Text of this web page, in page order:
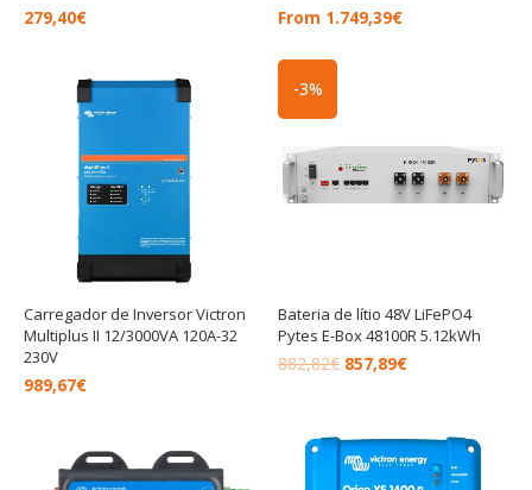
279,40€ From 1.749,39€
Carregador de Inversor Victron
Multiplus II 12/3000VA 120A-32
230V
989,67€
-3%
Bateria de lítio 48V LiFePO4
Pytes E-Box 48100R 5.12kWh
882,82€
882,82€.
857,89€
857,89€.